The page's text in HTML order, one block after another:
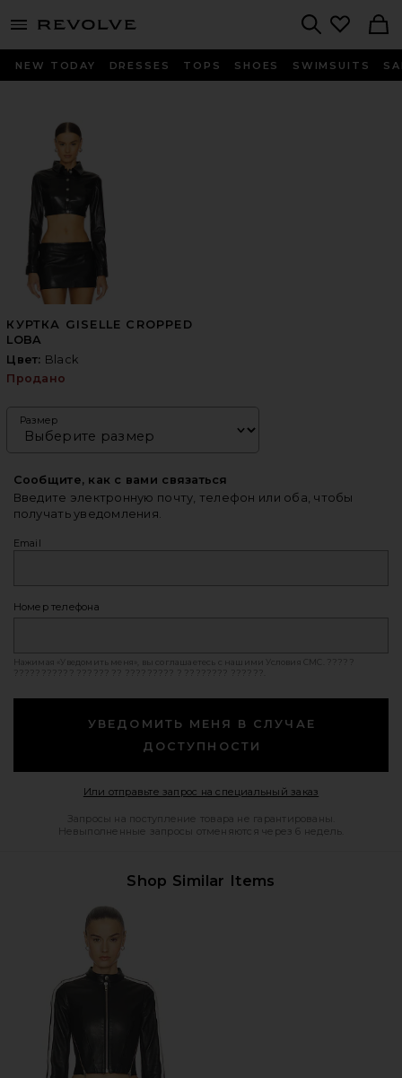
menu - shows more content
NEW TODAY DRESSES TOPS SHOES SWIMSUITS
КУРТКА GISELLE CROPPED
LOBA
Цвет: Black
Продано
Размер
Сообщите, как с вами связаться
Введите электронную почту, телефон или оба, чтобы
получать уведомления.
Email
Номер телефона
Нажимая «Уведомить меня», вы соглашаетесь с нашими Условия СМС
УВЕДОМИТЬ МЕНЯ В СЛУЧАЕ
ДОСТУПНОСТИ
Или отправьте запрос на специальный заказ
Запросы на поступление товара не гарантированы.
Невыполненные запросы отменяются через 6 недель.
Shop Similar Items